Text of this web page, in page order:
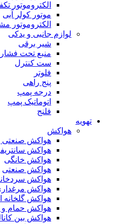
الکتروموتور
موتور کولر آبی
الکتروموتور
لوازم جانبی و یدکی
شیر برقی
منبع تحت فشار
ست کنترل
فلوتر
پنج راهی
درجه پمپ
اتوماتیک پمپ
فلنج
تهویه
هواکش
هواکش صنعتی
هواکش
هواکش خانگی
هواکش صنعتی
هواکش
هواکش
هواکش گلخانه
هواکش حمام
هواکش بین